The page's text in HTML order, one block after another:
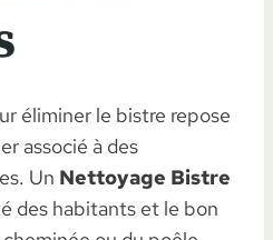
éliminer le bistre repose
associé à des
Un Nettoyage Bistre
des habitants et le bon